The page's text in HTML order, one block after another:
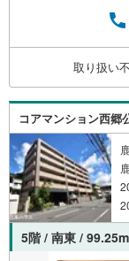
m）・タ
康成会 植
で徒歩15
ちいたし
画、お申
中 お家の
お任せ下
取り扱い
コアマンション西郷
5階 / 南東 / 99.25m